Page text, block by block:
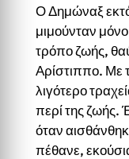
Ο Δημώναξ
μιμούνταν
τρόπο ζωής,
Αρίστιππο. Με
λιγότερο
περί της ζωής.
όταν
πέθανε,